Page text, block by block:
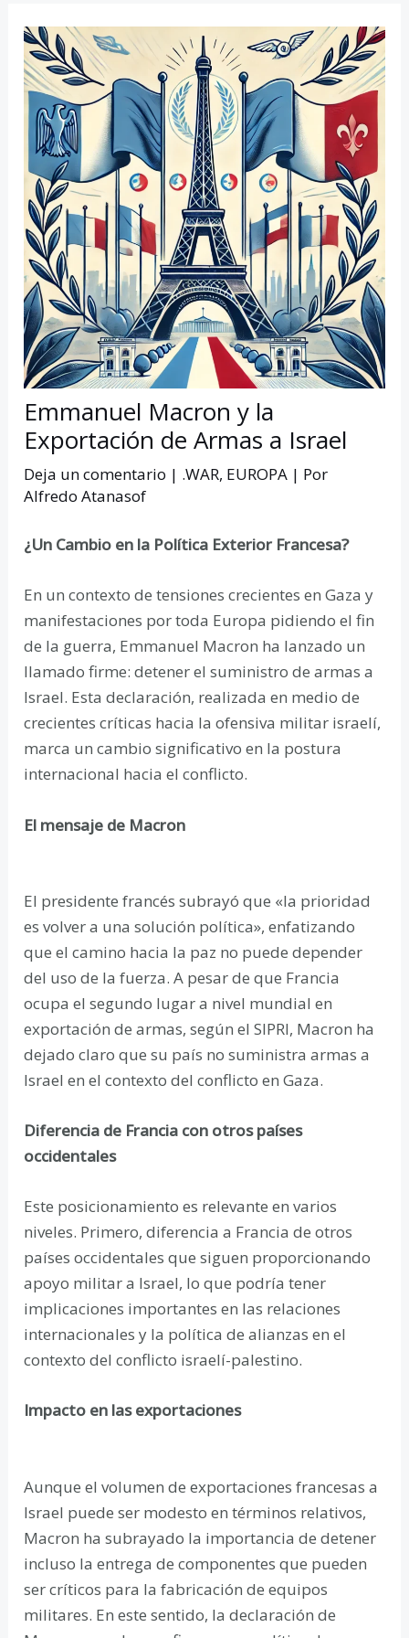
Emmanuel Macron y la
Exportación de Armas a Israel
Deja un comentario | .WAR, EUROPA | Por
Alfredo Atanasof
¿Un Cambio en la Política Exterior Francesa?
En un contexto de tensiones crecientes en Gaza y
manifestaciones por toda Europa pidiendo el fin
de la guerra, Emmanuel Macron ha lanzado un
llamado firme: detener el suministro de armas a
Israel. Esta declaración, realizada en medio de
crecientes críticas hacia la ofensiva militar israelí,
marca un cambio significativo en la postura
internacional hacia el conflicto.
El mensaje de Macron
El presidente francés subrayó que «la prioridad
es volver a una solución política», enfatizando
que el camino hacia la paz no puede depender
del uso de la fuerza. A pesar de que Francia
ocupa el segundo lugar a nivel mundial en
exportación de armas, según el SIPRI, Macron ha
dejado claro que su país no suministra armas a
Israel en el contexto del conflicto en Gaza.
Diferencia de Francia con otros países
occidentales
Este posicionamiento es relevante en varios
niveles. Primero, diferencia a Francia de otros
países occidentales que siguen proporcionando
apoyo militar a Israel, lo que podría tener
implicaciones importantes en las relaciones
internacionales y la política de alianzas en el
contexto del conflicto israelí-palestino.
Impacto en las exportaciones
Aunque el volumen de exportaciones francesas a
Israel puede ser modesto en términos relativos,
Macron ha subrayado la importancia de detener
incluso la entrega de componentes que pueden
ser críticos para la fabricación de equipos
militares. En este sentido, la declaración de